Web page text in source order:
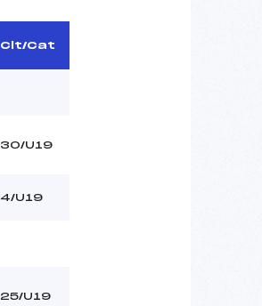
Clt/Cat
30/U19
4/U19
25/U19